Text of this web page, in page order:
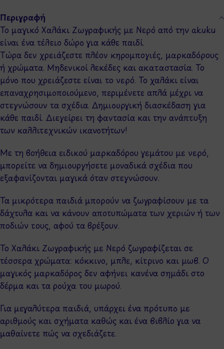
Περιγραφή
Το μαγικό Χαλάκι Ζωγραφικής με Νερό από την akuku
είναι ένα τέλειο δώρο για κάθε παιδί.
Τώρα δεν χρειάζεστε πλέον κηρομπογιές, μαρκαδόρους
ή χρώματα. Μηδενικοί λεκέδες και ακαταστασία. Το
μόνο που χρειάζεστε είναι το νερό. Το χαλάκι είναι
επαναχρησιμοποιούμενο, περιμένετε απλά μέχρι να
στεγνώσουν τα σχέδια. Δημιουργική διασκέδαση για
κάθε παιδί. Διεγείρει τη φαντασία και την ανάπτυξη
των καλλιτεχνικών ικανοτήτων!
Με τη βοήθεια ειδικού μαρκαδόρου γεμάτου με νερό,
μπορείτε να δημιουργήσετε μοναδικά σχέδια που
εξαφανίζονται μαγικά όταν στεγνώσουν.
Τα μικρότερα παιδιά μπορούν να ζωγραφίσουν με τα
δάχτυλα και να κάνουν αποτυπώματα των χεριών ή των
ποδιών τους, αφού τα βρέξουν.
Το Χαλάκι Ζωγραφικής με Νερό ζωγραφίζεται σε
τέσσερα χρώματα: κόκκινο, μπλε, κίτρινο και μωβ. Ο
μαγικός μαρκαδόρος δεν αφήνει κανένα σημάδι στο
δέρμα και τα ρούχα του μωρού.
Για μεγαλύτερα παιδιά, υπάρχει ένα πρότυπο με
αριθμούς και σχήματα καθώς και ένα βιβλίο για να
μαθαίνετε πώς να σχεδιάζετε.